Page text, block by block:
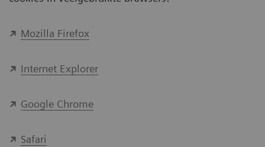
Mozilla Firefox
Internet Explorer
Google Chrome
Safari